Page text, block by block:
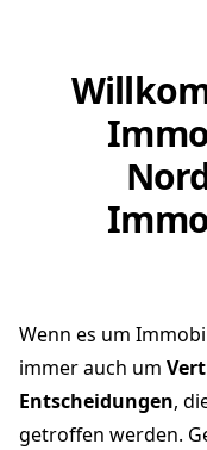
Wenn es um
immer auch um
Entscheidungen,
getroffen werden.